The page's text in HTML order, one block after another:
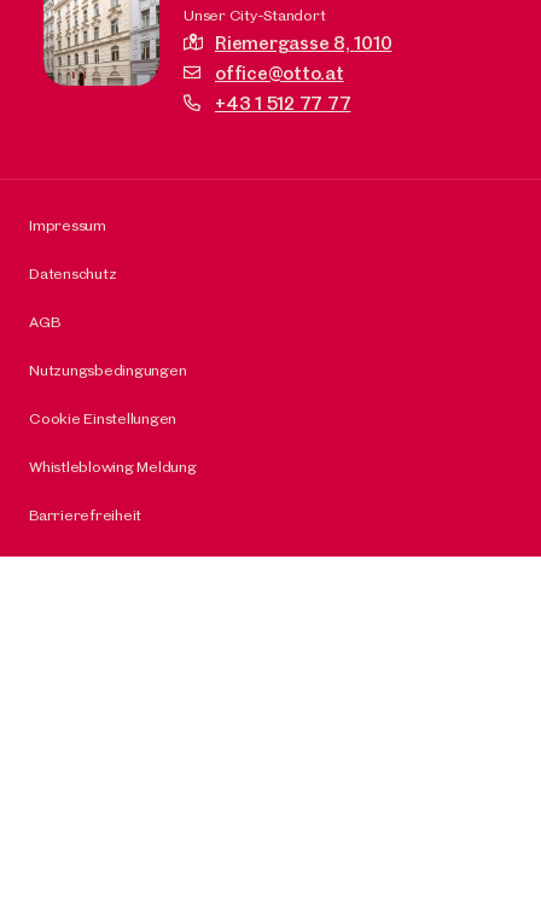
Unser City-Standort
Riemergasse 8,1010
office@otto.at
+43 1 512 77 77
Impressum
Datenschutz
AGB
Nutzungsbedingungen
Cookie Einstellungen
Whistleblowing Meldung
Barrierefreiheit